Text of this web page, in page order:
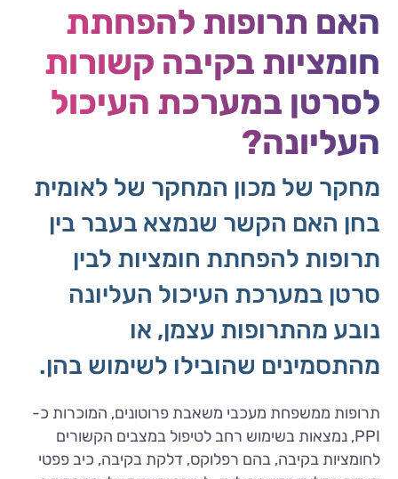
האם תרופות להפחתת
חומציות בקיבה קשורות
לסרטן במערכת העיכול
העליונה?
מחקר של מכון המחקר של לאומית
בחן האם הקשר שנמצא בעבר בין
תרופות להפחתת חומציות לבין
סרטן במערכת העיכול העליונה
נובע מהתרופות עצמן, או
מהתסמינים שהובילו לשימוש בהן.
תרופות ממשפחת מעכבי משאבת פרוטונים, המוכרות כ-
PPI, נמצאות בשימוש רחב לטיפול במצבים הקשורים
לחומציות בקיבה, בהם רפלוקס, דלקת בקיבה, כיב פפטי